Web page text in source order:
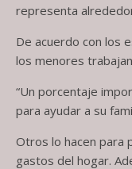
representa
De acuerdo con los
los menores
“Un porcentaje
para ayudar a su
Otros lo hacen para
gastos del hogar.